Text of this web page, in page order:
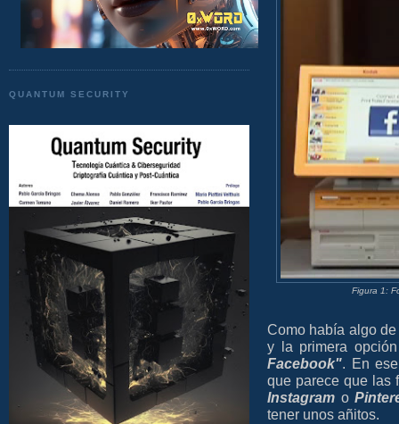
QUANTUM SECURITY
Figura 1:
Como había algo
y la primera
Facebook". En
que parece que las
Instagram o
tener unos añitos.